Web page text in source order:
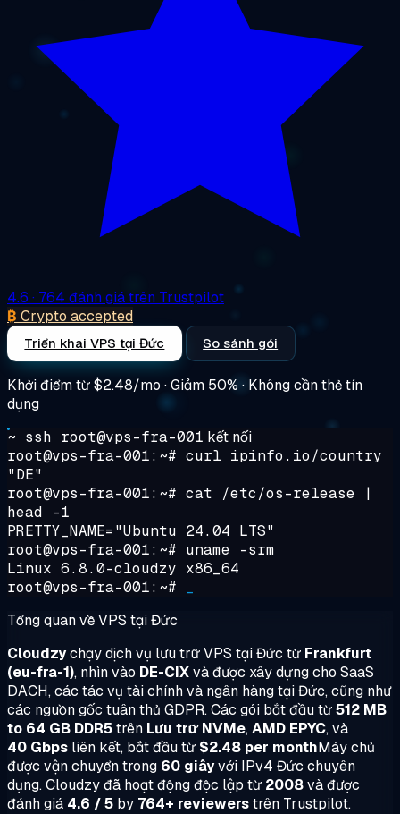
4.6 · 764 đánh giá trên Trustpilot
₿ Crypto accepted
Triển khai VPS tại Đức So sánh gói
Khởi điểm từ$2.48/mo · Giảm 50% · Không cần thẻ tín
dụng
~ ssh root@vps-fra-001 kết nối
root@vps-fra-001:~# curl ipinfo.io/country
"DE"
root@vps-fra-001:~# cat /etc/os-release |
head -1
PRETTY_NAME="Ubuntu 24.04 LTS"
root@vps-fra-001:~# uname -srm
Linux 6.8.0-cloudzy x86_64
root@vps-fra-001:~#
Tổng quan về VPS tại Đức
Cloudzychạy dịch vụ lưu trữ VPS tại Đức từ Frankfurt
(eu-fra-1), nhìn vào DE-CIXvà được xây dựng cho SaaS
DACH, các tác vụ tài chính và ngân hàng tại Đức, cũng như
các nguồn gốc tuân thủ GDPR. Các gói bắt đầu từ512 MB
to 64 GB DDR5trên Lưu trữ NVMe,AMD EPYC, và
40 Gbps liên kết, bắt đầu từ $2.48 per monthMáy chủ
được vận chuyển trong 60 giâyvới IPv4 Đức chuyên
dụng. Cloudzy đã hoạt động độc lập từ 2008và được
đánh giá 4.6 / 5 by 764+ reviewerstrên Trustpilot.